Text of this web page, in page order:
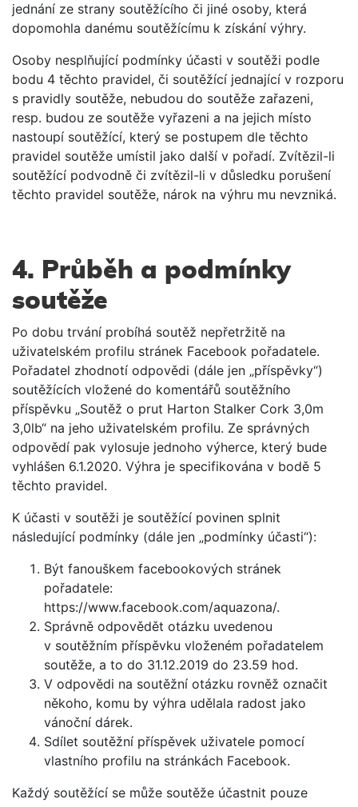
jednání ze strany soutěžícího či jiné osoby, která
dopomohla danému soutěžícímu k získání výhry.
Osoby nesplňující podmínky účasti v soutěži podle
bodu 4 těchto pravidel, či soutěžící jednající v rozporu
s pravidly soutěže, nebudou do soutěže zařazeni,
resp. budou ze soutěže vyřazeni a na jejich místo
nastoupí soutěžící, který se postupem dle těchto
pravidel soutěže umístil jako další v pořadí. Zvítězil-li
soutěžící podvodně či zvítězil-li v důsledku porušení
těchto pravidel soutěže, nárok na výhru mu nevzniká.
4. Průběh a podmínky
soutěže
Po dobu trvání probíhá soutěž nepřetržitě na
uživatelském profilu stránek Facebook pořadatele.
Pořadatel zhodnotí odpovědi (dále jen „příspěvky“)
soutěžících vložené do komentářů soutěžního
příspěvku „Soutěž o prut Harton Stalker Cork 3,0m
3,0lb“ na jeho uživatelském profilu. Ze správných
odpovědí pak vylosuje jednoho výherce, který bude
vyhlášen 6.1.2020. Výhra je specifikována v bodě 5
těchto pravidel.
K účasti v soutěži je soutěžící povinen splnit
následující podmínky (dále jen „podmínky účasti“):
Být fanouškem facebookových stránek
pořadatele:
https://www.facebook.com/aquazona/.
Správně odpovědět otázku uvedenou
v soutěžním příspěvku vloženém pořadatelem
soutěže, a to do 31.12.2019 do 23.59 hod.
V odpovědi na soutěžní otázku rovněž označit
někoho, komu by výhra udělala radost jako
vánoční dárek.
Sdílet soutěžní příspěvek uživatele pomocí
vlastního profilu na stránkách Facebook.
Každý soutěžící se může soutěže účastnit pouze